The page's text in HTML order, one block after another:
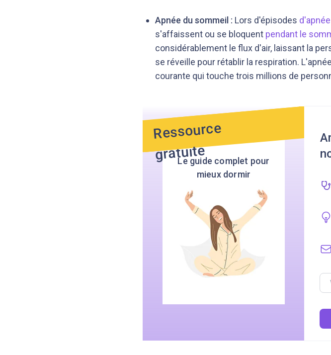
Apnée du sommeil : Lors d'épisodes
s'affaissent ou se bloquent pendant le
considérablement le flux d'air, laissant la
se réveille pour rétablir la respiration.
courante qui touche trois millions de
Le guide complet pour
mieux dormir
Ressource
gratuite